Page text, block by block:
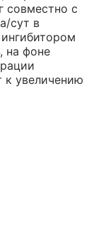
совместно с
сут в
на фоне
к увеличению